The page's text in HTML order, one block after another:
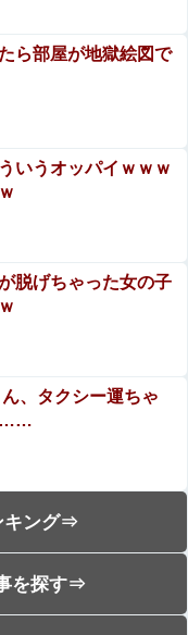
ら部屋が地獄絵図で
いうオッパイｗｗｗ
脱げちゃった女の子
、タクシー運ちゃ
……
キング⇒
を探す⇒